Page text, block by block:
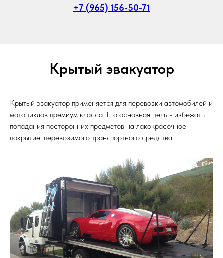
+7 (965) 156-50-71
Крытый эвакуатор
Крытый эвакуатор применяется для перевозки автомобилей и
мотоциклов премиум класса. Его основная цель - избежать
попадания посторонних предметов на лакокрасочное
покрытие, перевозимого транспортного средства.